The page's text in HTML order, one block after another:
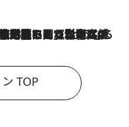
チャージ料の高値が続いている」ホルムズ海峡封鎖による影響はいつまで続く？《エネルギー専門家に聞く“どうなる日本の暮らし”》
TOP